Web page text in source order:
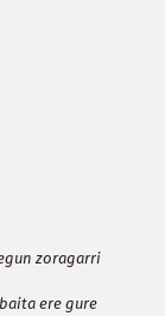
zoragarri
ere gure